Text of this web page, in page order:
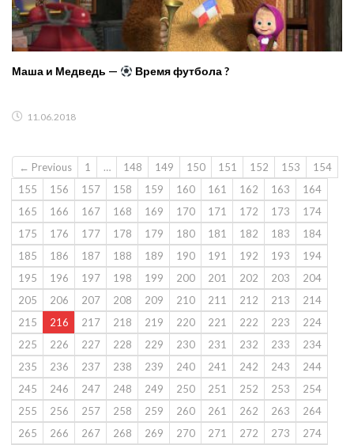
Маша и Медведь — Время футбола ?
11.06.2018
← Previous 1 … 148 149 150 151 152 153
154
155
156 157 158 159 160 161 162 163
164
165
166 167 168 169 170 171 172 173
174
175
176 177 178 179 180 181 182 183
184
185
186 187 188 189 190 191 192 193
194
195
196 197 198 199 200 201 202 203
204
205
206 207 208 209 210 211 212 213
214
215
216 217 218 219 220 221 222 223
224
225
226 227 228 229 230 231 232 233
234
235
236 237 238 239 240 241 242 243
244
245
246 247 248 249 250 251 252 253
254
255
256 257 258 259 260 261 262 263
264
265
266 267 268 269 270 271 272 273
274